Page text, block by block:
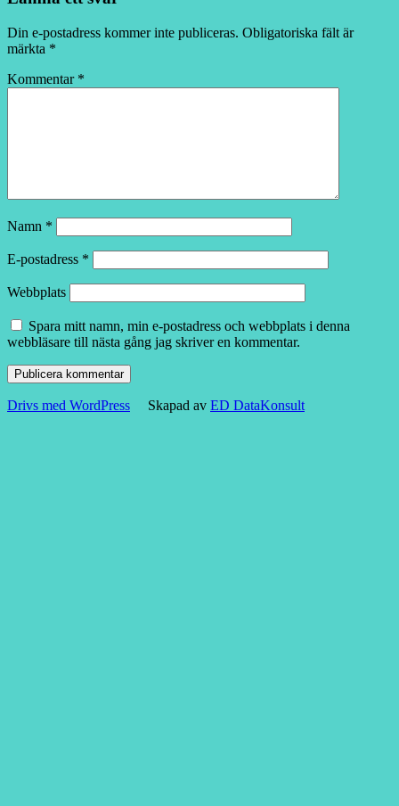
Din e-postadress kommer inte publiceras. Obligatoriska fält är
märkta *
Kommentar *
Namn *
E-postadress *
Webbplats
Spara mitt namn, min e-postadress och webbplats i denna
webbläsare till nästa gång jag skriver en kommentar.
Drivs med WordPress Skapad av ED DataKonsult